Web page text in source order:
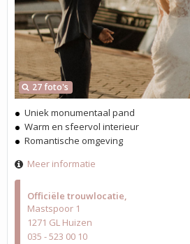
Officiële trouwlocatie
Mastspoor 1
1271 GL Huizen
035 - 523 00 10
27 foto's
Uniek monumentaal pand
Warm en sfeervol interieur
Romantische omgeving
Meer informatie